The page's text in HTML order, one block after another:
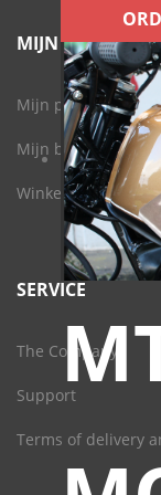
MIJN ACCOUNT
Mijn profiel
Mijn bestellingen
Winkelwagen
SERVICE
The Company
Support
Terms of delivery